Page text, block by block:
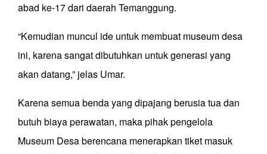
abad ke-17 dari daerah Temanggung.
“Kemudian muncul ide untuk membuat museum desa
ini, karena sangat dibutuhkan untuk generasi yang
akan datang,” jelas Umar.
Karena semua benda yang dipajang berusia tua dan
butuh biaya perawatan, maka pihak pengelola
Museum Desa berencana menerapkan tiket masuk